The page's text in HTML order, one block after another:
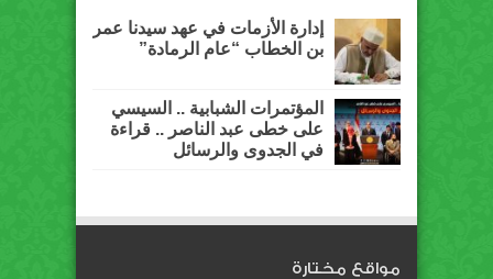
إدارة الأزمات في عهد سيدنا عمر
بن الخطاب “عام الرمادة”
المؤتمرات الشبابية .. السيسي
على خطى عبد الناصر .. قراءة
في الجدوى والرسائل
مواقع مختارة